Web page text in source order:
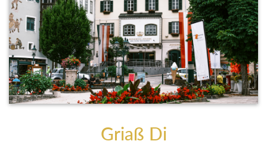
Griaß Di